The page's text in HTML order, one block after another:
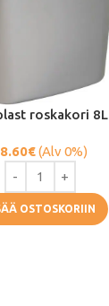
roskakori 8L
€(Alv 0%)
OSTOSKORIIN